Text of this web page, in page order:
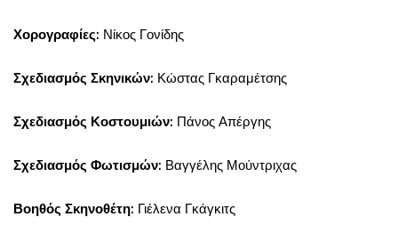
Χορογραφίες: Νίκος Γονίδης
Σχεδιασμός Σκηνικών: Κώστας Γκαραμέτσης
Σχεδιασμός Κοστουμιών: Πάνος Απέργης
Σχεδιασμός Φωτισμών: Βαγγέλης Μούντριχας
Βοηθός Σκηνοθέτη: Γιέλενα Γκάγκιτς